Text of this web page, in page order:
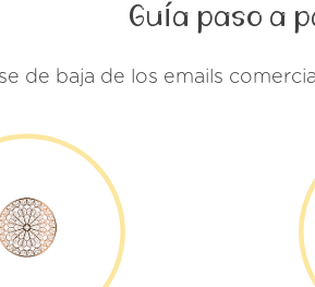
Guía paso a
de baja de los emails